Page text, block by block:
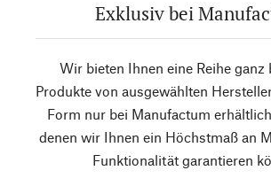
Exklusiv bei
Wir bieten Ihnen eine Reihe ganz
Produkte von ausgewählten
Form nur bei Manufactum
denen wir Ihnen ein Höchstmaß an
Funktionalität garantieren